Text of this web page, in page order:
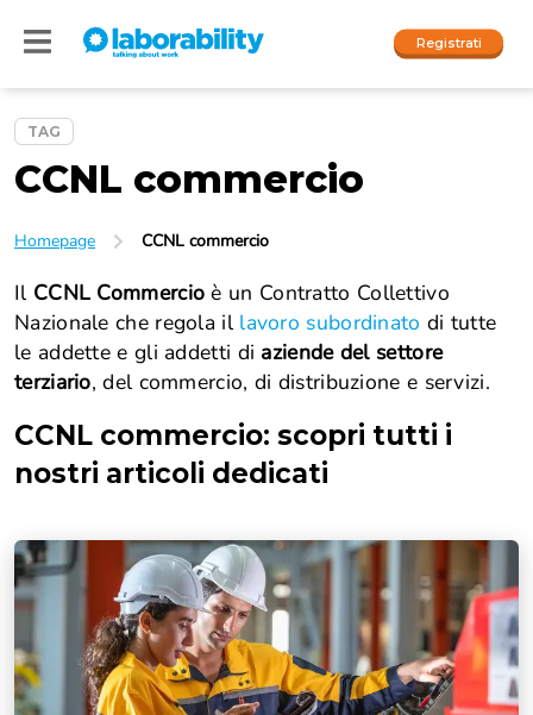
Registrati
Accedi
Company
TAG
CCNL commercio
Homepage CCNL commercio
Il CCNL Commercioè un Contratto Collettivo
Nazionale che regola il lavoro subordinato di tutte
le addette e gli addetti di aziende del settore
terziario, del commercio, di distribuzione e servizi.
CCNL commercio: scopri tutti i
nostri articoli dedicati